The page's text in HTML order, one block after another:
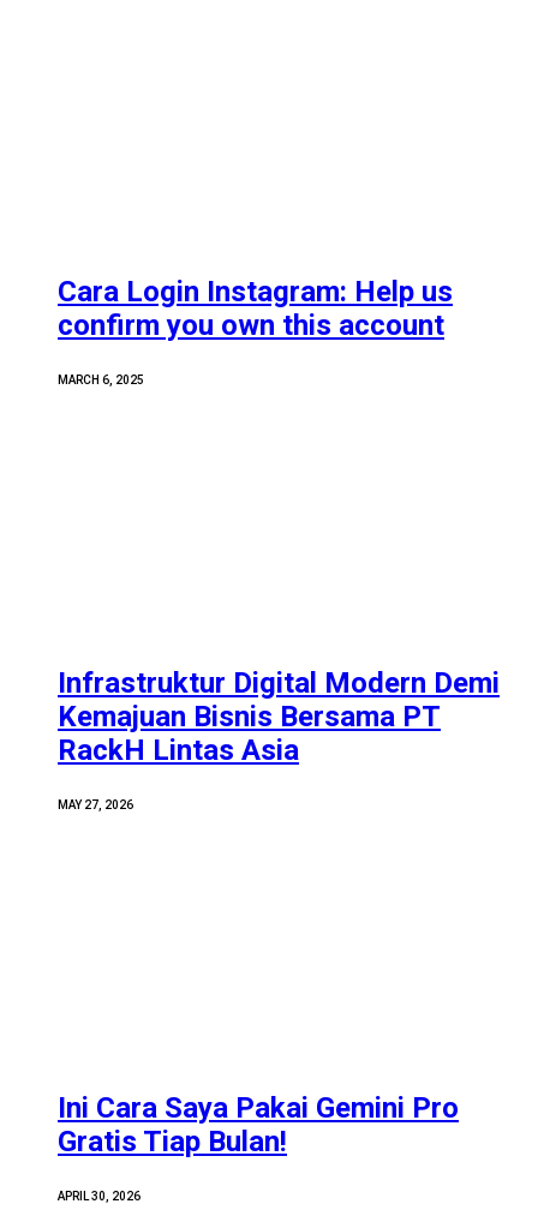
Cara Login Instagram: Help us
confirm you own this account
MARCH 6, 2025
Infrastruktur Digital Modern Demi
Kemajuan Bisnis Bersama PT
RackH Lintas Asia
MAY 27, 2026
Ini Cara Saya Pakai Gemini Pro
Gratis Tiap Bulan!
APRIL 30, 2026